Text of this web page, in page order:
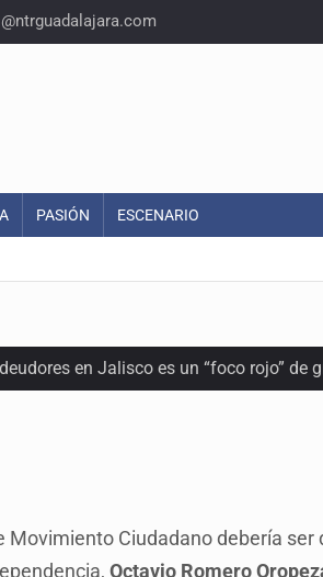
PASIÓN ESCENARIO
en Jalisco es un “foco rojo” de
tala; IJALVI lo niega
Ciudadano debería ser
Octavio Romero